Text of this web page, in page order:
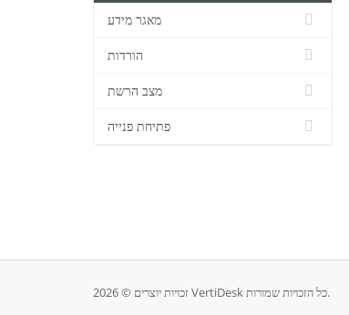
מאגר מידע
הורדות
מצב הרשת
פתיחת פנייה
זכויות יוצרים © 2026 VertiDesk כל הזכויות שמורות.